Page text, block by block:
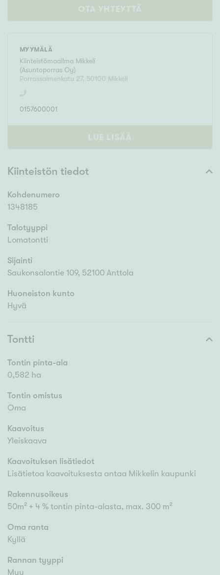
OTA YHTEYTTÄ
MYYMÄLÄ
Kiinteistömaailma Mikkeli
(Asuntoporras Oy)
Porrassalmenkatu 27, 50100 Mikkeli
0157600001
LUE LISÄÄ
Kiinteistön tiedot
Kohdenumero
1348185
Talotyyppi
Lomatontti
Sijainti
Saukonsalontie 109, 52100 Anttola
Huoneiston kunto
Hyvä
Tontti
Tontin pinta-ala
0,582 ha
Tontin omistus
Oma
Kaavoitus
Yleiskaava
Kaavoituksen lisätiedot
Lisätietoa kaavoituksesta antaa Mikkelin kaupunki
Rakennusoikeus
50m² + 4 % tontin pinta-alasta, max. 300 m²
Oma ranta
Kyllä
Rannan tyyppi
Muu